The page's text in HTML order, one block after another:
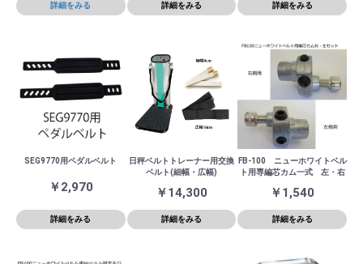
詳細をみる 詳細をみる 詳細をみる
SEG9770用ペダルベルト
￥2,970
詳細をみる
日秤ベルトトレーナー用交換
ベルト(細幅・広幅)
￥14,300
詳細をみる
FB-100 ニューホワイトベル
ト用専編芯カム一式 左・右
￥1,540
詳細をみる